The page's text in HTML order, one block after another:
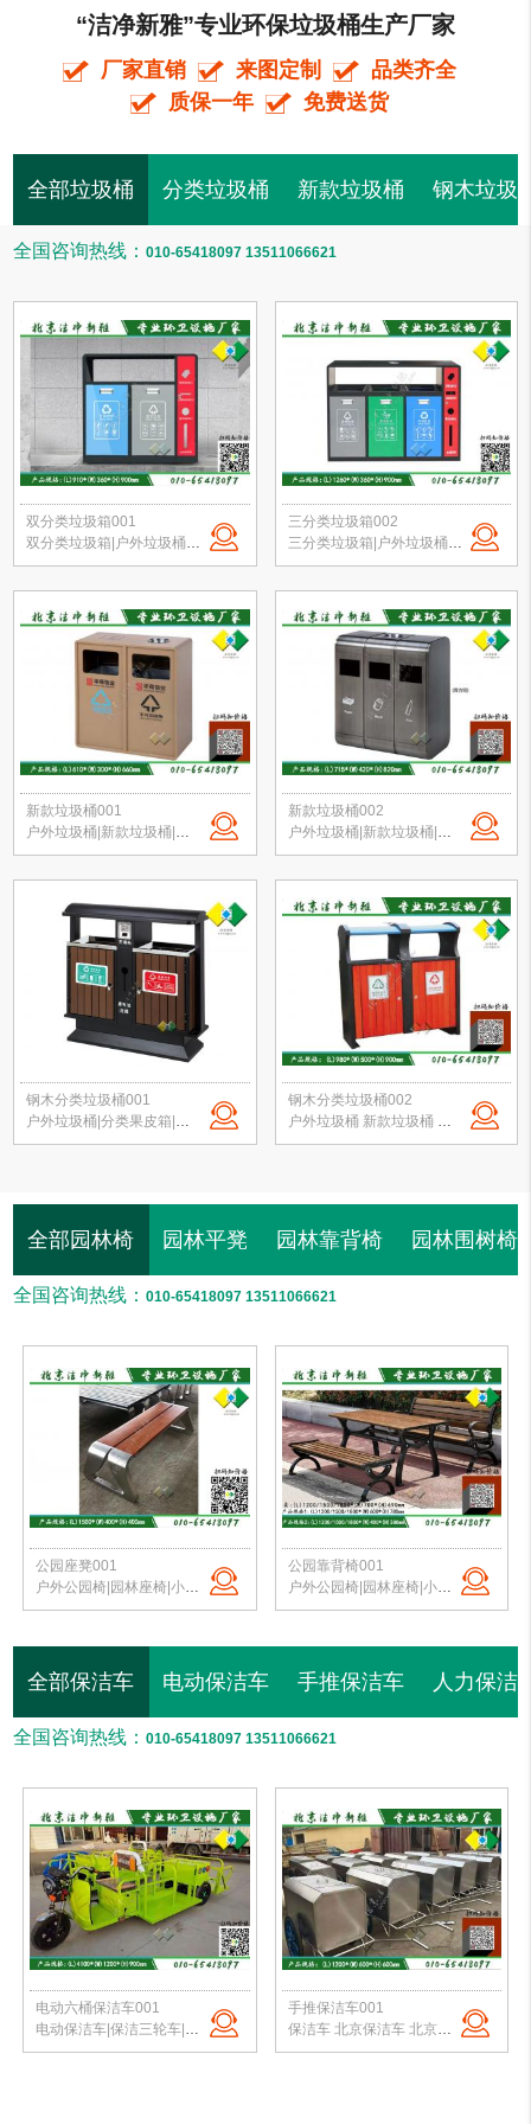
“洁净新雅”专业环保垃圾桶生产厂家
厂家直销 来图定制
品类齐全
质保一年
免费送货
全部垃圾桶 分类垃圾桶 新款垃圾桶 钢木垃圾
全国咨询热线：010-65418097 13511066621
双分类垃圾箱001
双分类垃圾箱|户外垃圾桶|钢板垃圾桶|公园垃圾桶|垃圾桶定制|北京厂家直销
三分类垃圾箱002
三分类垃圾箱|户外垃圾桶|钢板垃圾桶|公园垃圾桶|垃圾桶定制|北京厂家直销
新款垃圾桶001
户外垃圾桶|新款垃圾桶|分类垃圾桶|商场垃圾桶|校园果皮箱定制|北京垃圾桶厂家
新款垃圾桶002
户外垃圾桶|新款垃圾桶|分类垃圾桶|商场垃圾桶|校园果皮箱定制|北京垃圾桶厂家
钢木分类垃圾桶001
户外垃圾桶|分类果皮箱|公园垃圾桶|钢木垃圾箱|景区垃圾桶|北京垃圾桶厂家
钢木分类垃圾桶002
户外垃圾桶 新款垃圾桶 分类垃圾桶 公园垃圾桶 校园果皮箱 北京垃圾桶定制
全部园林椅 园林平凳 园林靠背椅 园林围树椅
全国咨询热线：010-65418097 13511066621
公园座凳001
户外公园椅|园林座椅|小区路椅|公园长椅|校园户外椅|北京公园椅 定制批发
公园靠背椅001
户外公园椅|园林座椅|小区路椅|公园长椅|校园户外椅|北京公园椅 定制批发
全部保洁车 电动保洁车 手推保洁车 人力保洁
全国咨询热线：010-65418097 13511066621
电动六桶保洁车001
电动保洁车|保洁三轮车|电动六桶保洁车|小区垃圾转运车|北京保洁车厂家
手推保洁车001
保洁车 北京保洁车 北京保洁车厂家 人力保洁车 手推保洁车 电动保洁车